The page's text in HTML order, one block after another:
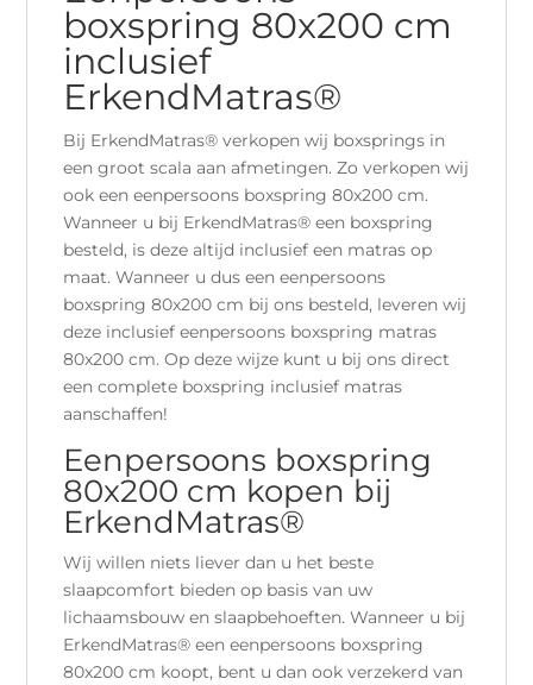
boxspring 80x200 cm
inclusief
ErkendMatras®
Bij ErkendMatras® verkopen wij boxsprings in
een groot scala aan afmetingen. Zo verkopen wij
ook een eenpersoons boxspring 80x200 cm.
Wanneer u bij ErkendMatras® een boxspring
besteld, is deze altijd inclusief een matras op
maat. Wanneer u dus een eenpersoons
boxspring 80x200 cm bij ons besteld, leveren wij
deze inclusief eenpersoons boxspring matras
80x200 cm. Op deze wijze kunt u bij ons direct
een complete boxspring inclusief matras
aanschaffen!
Eenpersoons boxspring
80x200 cm kopen bij
ErkendMatras®
Wij willen niets liever dan u het beste
slaapcomfort bieden op basis van uw
lichaamsbouw en slaapbehoeften. Wanneer u bij
ErkendMatras® een eenpersoons boxspring
80x200 cm koopt, bent u dan ook verzekerd van